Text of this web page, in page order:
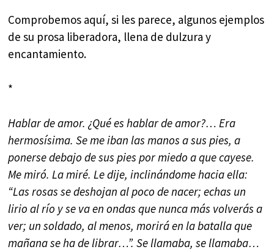
Comprobemos aquí, si les parece, algunos ejemplos
de su prosa liberadora, llena de dulzura y
encantamiento.
*
Hablar de amor. ¿Qué es hablar de amor?… Era
hermosísima. Se me iban las manos a sus pies, a
ponerse debajo de sus pies por miedo a que cayese.
Me miró. La miré. Le dije, inclinándome hacia ella:
“Las rosas se deshojan al poco de nacer; echas un
lirio al río y se va en ondas que nunca más volverás a
ver; un soldado, al menos, morirá en la batalla que
mañana se ha de librar…”. Se llamaba, se llamaba…